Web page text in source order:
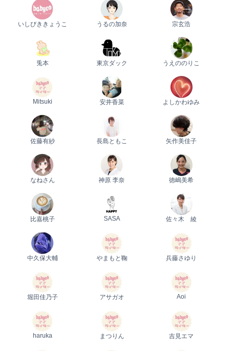
いしびききょうこ うるの加奈 宗玄浩
兎本 東京ダック うえののりこ
Mitsuki 安井香菜 よしかわゆみ
佐藤有紗 長島ともこ 矢作美佳子
なねさん 神原 李奈 徳嶋美希
比嘉桃子 SASA 佐々木 綾
中久保大輔 やまもと鞠 兵藤さゆり
堀田佳乃子 アサガオ Aoi
haruka まつりん 吉見エマ
0歳 1歳
妊娠後期／８〜10ヵ月
プレママ
キャンペーン 生後10〜11ヵ月
パパ